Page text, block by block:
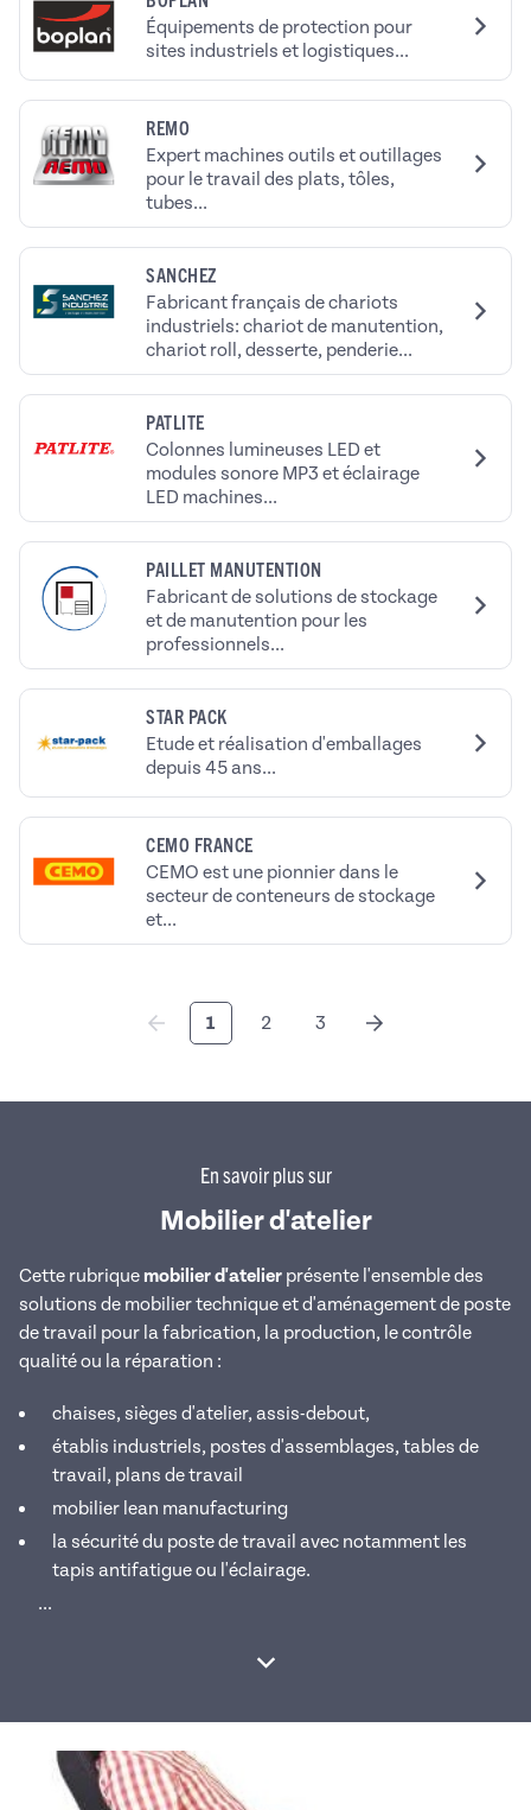
Équipements de protection pour
sites industriels et logistiques...
REMO
Expert machines outils et outillages
pour le travail des plats, tôles,
tubes...
SANCHEZ
Fabricant français de chariots
industriels: chariot de manutention,
chariot roll, desserte, penderie...
PATLITE
Colonnes lumineuses LED et
modules sonore MP3 et éclairage
LED machines...
PAILLET MANUTENTION
Fabricant de solutions de stockage
et de manutention pour les
professionnels...
STAR PACK
Etude et réalisation d'emballages
depuis 45 ans...
CEMO FRANCE
CEMO est une pionnier dans le
secteur de conteneurs de stockage
et...
1 2 3
En savoir plus sur
Mobilier d'atelier
Cette rubrique mobilier d'atelier présente l'ensemble des
solutions de mobilier technique et d'aménagement de poste
de travail pour la fabrication, la production, le contrôle
qualité ou la réparation :
chaises, sièges d'atelier, assis-debout,
établis industriels, postes d'assemblages, tables de
travail, plans de travail
mobilier lean manufacturing
la sécurité du poste de travail avec notamment les
tapis antifatigue ou l'éclairage.
...
Afficher la suite